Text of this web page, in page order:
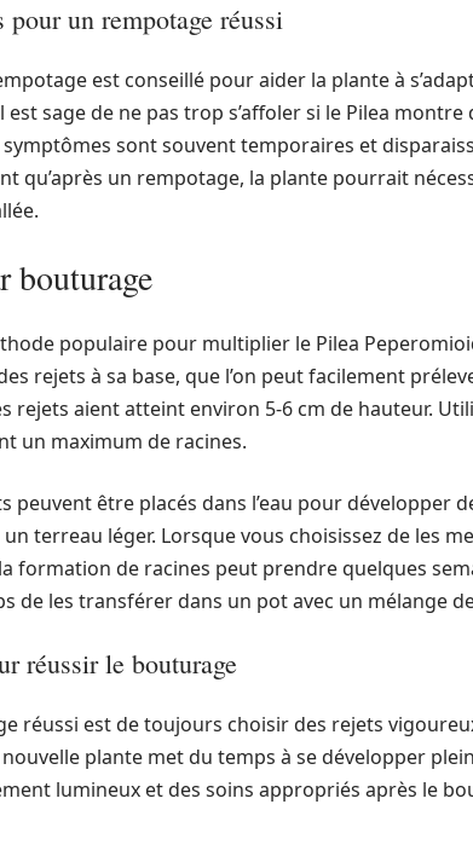
un rempotage réussi
est conseillé pour aider la plante à
sage de ne pas trop s’affoler si le Pilea montre
sont souvent temporaires et
qu’après un rempotage, la plante pourrait
populaire pour multiplier le Pilea
rejets à sa base, que l’on peut facilement
rejets aient atteint environ 5-6 cm de hauteur.
un maximum de racines.
peuvent être placés dans l’eau pour développer
terreau léger. Lorsque vous choisissez de les
formation de racines peut prendre quelques
de les transférer dans un pot avec un mélange
réussir le bouturage
réussi est de toujours choisir des rejets
plante met du temps à se développer
lumineux et des soins appropriés après le